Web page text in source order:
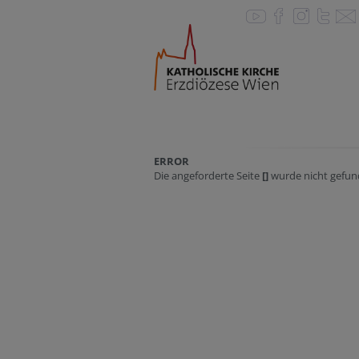
ERROR
Die angeforderte Seite []wurde nicht